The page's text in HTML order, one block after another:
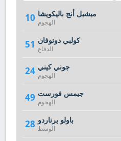
10 ميشيل أنج باليكويشا
الهجوم
51 كولبي دونوفان
الدفاع
24 جوني كيني
الهجوم
49 جيمس فورست
الهجوم
28 باولو برناردو
الوسط